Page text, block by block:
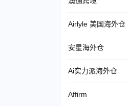
Airlyle 美国海外仓
安星海外仓
Ai实力派海外仓
Affirm